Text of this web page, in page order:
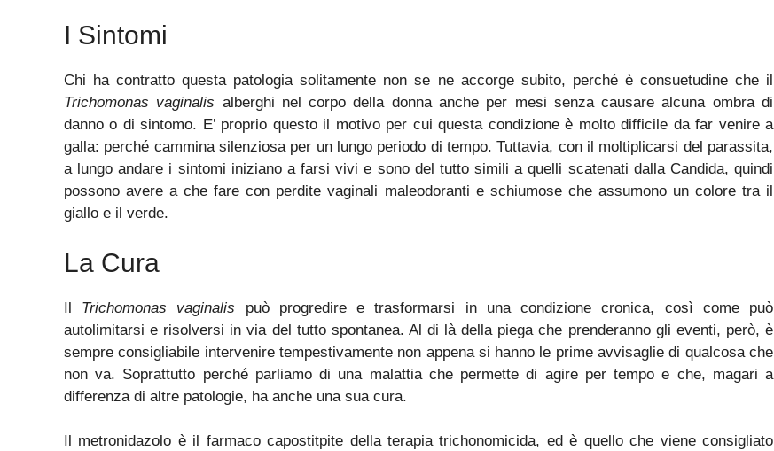
I Sintomi
Chi ha contratto questa patologia solitamente non se ne accorge subito, perché è consuetudine che il
Trichomonas vaginalis alberghi nel corpo della donna anche per mesi senza causare alcuna ombra di
danno o di sintomo. E’ proprio questo il motivo per cui questa condizione è molto difficile da far venire a
galla: perché cammina silenziosa per un lungo periodo di tempo. Tuttavia, con il moltiplicarsi del parassita,
a lungo andare i sintomi iniziano a farsi vivi e sono del tutto simili a quelli scatenati dalla Candida, quindi
possono avere a che fare con perdite vaginali maleodoranti e schiumose che assumono un colore tra il
giallo e il verde.
La Cura
Il Trichomonas vaginalis può progredire e trasformarsi in una condizione cronica, così come può
autolimitarsi e risolversi in via del tutto spontanea. Al di là della piega che prenderanno gli eventi, però, è
sempre consigliabile intervenire tempestivamente non appena si hanno le prime avvisaglie di qualcosa che
non va. Soprattutto perché parliamo di una malattia che permette di agire per tempo e che, magari a
differenza di altre patologie, ha anche una sua cura.
Il metronidazolo è il farmaco capostitpite della terapia trichonomicida, ed è quello che viene consigliato